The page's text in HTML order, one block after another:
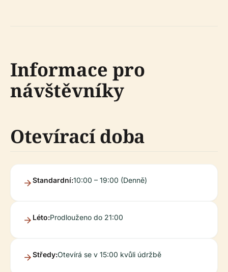
Informace pro
návštěvníky
Otevírací doba
Standardní:10:00 – 19:00 (Denně)
Léto:Prodlouženo do 21:00
Středy:Otevírá se v 15:00 kvůli údržbě